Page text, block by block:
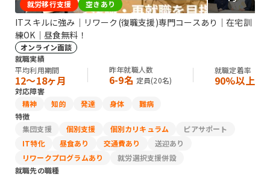
就労移行支援 空きあり
ITスキルに強み｜リワーク(復職支援)専門コースあり｜在宅訓
練OK｜昼食無料！
オンライン面談
就職実績
平均利用期間
12〜18ヶ月
昨年就職人数
6-9名 定員(20名)
就職定着率
90%以上
対応障害
精神
知的 発達 身体
難病
特徴
集団支援
個別支援 個別カリキュラム
ピアサポート
IT特化
昼食あり 交通費あり
送迎あり
リワークプログラムあり
就労選択支援併設
就職先の職種